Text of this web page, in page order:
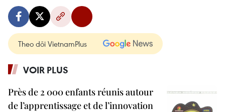
Theo dõi VietnamPlus
VOIR PLUS
Près de 2 000 enfants réunis autour
de l’apprentissage et de l’innovation